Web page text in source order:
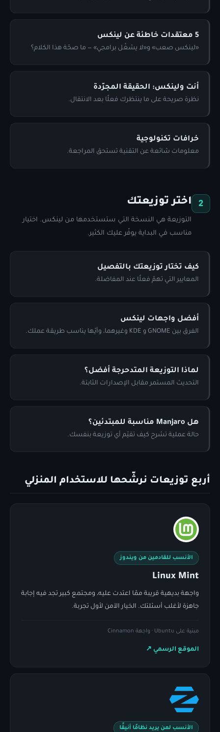
5 معتقدات خاطئة عن لينكس
«لينكس صعب» و«لا يشغّل برامجي» — ما صحّة هذا الكلام؟
أنت ولينكس: الحقيقة المجرّدة
نظرة صريحة على ما ينتظرك فعلًا بعد الانتقال.
خرافات تكنولوجية
معلومات شائعة عن التقنية تستحق المراجعة.
2 اختر توزيعتك
التوزيعة هي النسخة التي ستستخدمها من لينكس. اختيار
مناسب في البداية يوفّر عليك الكثير.
كيف تختار توزيعتك بالتفصيل
المعايير التي تهمّ فعلًا عند المفاضلة.
أفضل واجهات لينكس
الفرق بين GNOME و KDE وغيرهما، وأيّها يناسب طريقة عملك.
لماذا التوزيعة المتدحرجة أفضل؟
التحديث المستمر مقابل الإصدارات الثابتة.
هل Manjaro مناسبة للمبتدئين؟
حالة عملية تشرح كيف تقيّم أي توزيعة بنفسك.
أربع توزيعات نرشّحها للاستخدام المنزلي
الأنسب للقادمين من ويندوز
Linux Mint
واجهة بديهية قريبة ممّا اعتدت عليه، ومجتمع كبير تجد فيه إجابة
جاهزة لأغلب أسئلتك. الخيار الآمن لأول تجربة.
مبنية على Ubuntu · واجهة Cinnamon
الموقع الرسمي ↗
الأنسب لمن يريد نظامًا أنيقًا